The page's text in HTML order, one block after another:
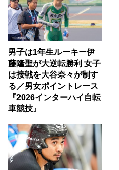
男子は1年生ルーキー伊
藤隆聖が大逆転勝利 女子
は接戦を大谷奈々が制す
る／男女ポイントレース
『2026インターハイ自転
車競技』